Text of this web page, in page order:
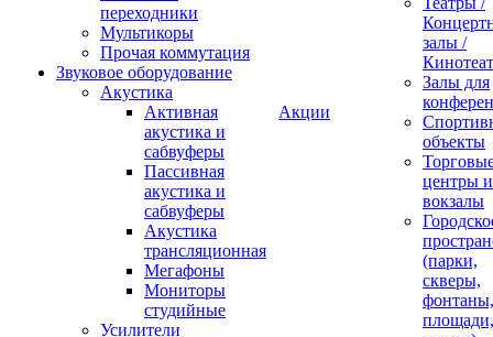
переходники
Мультикоры
Прочая коммутация
Звуковое оборудование
Акустика
Активная
акустика и
сабвуферы
Пассивная
акустика и
сабвуферы
Акустика
трансляционная
Мегафоны
Мониторы
студийные
Усилители
Акции
залы /
Залы для
объекты
центры и
вокзалы
(парки,
скверы,
фонтаны,
площади,